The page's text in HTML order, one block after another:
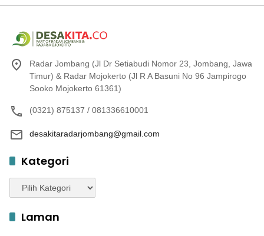
Radar Jombang (Jl Dr Setiabudi Nomor 23, Jombang, Jawa
Timur) & Radar Mojokerto (Jl R A Basuni No 96 Jampirogo
Sooko Mojokerto 61361)
(0321) 875137 / 081336610001
desakitaradarjombang@gmail.com
Kategori
Kategori
Laman